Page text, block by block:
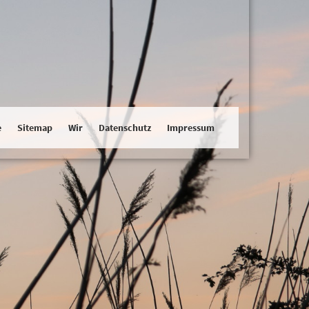
Sitemap Wir Datenschutz Impressum